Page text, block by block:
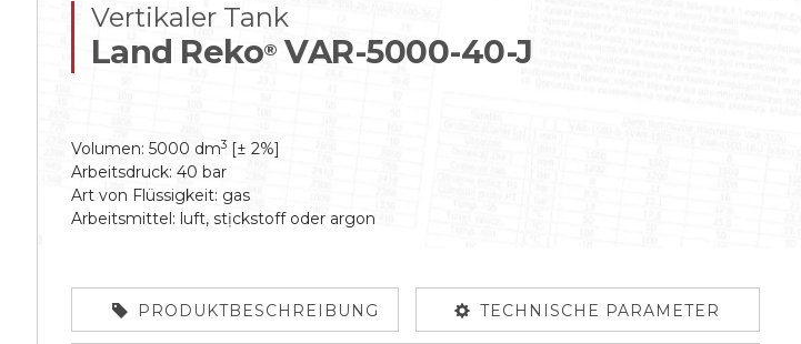
Vertikaler Tank
Land Reko® VAR-5000-40-J
Volumen: 5000 dm3[± 2%]
Arbeitsdruck: 40 bar
Art von Flüssigkeit: gas
Arbeitsmittel: luft, stịckstoff oder argon
PRODUKTBESCHREIBUNG TECHNISCHE PARAMETER